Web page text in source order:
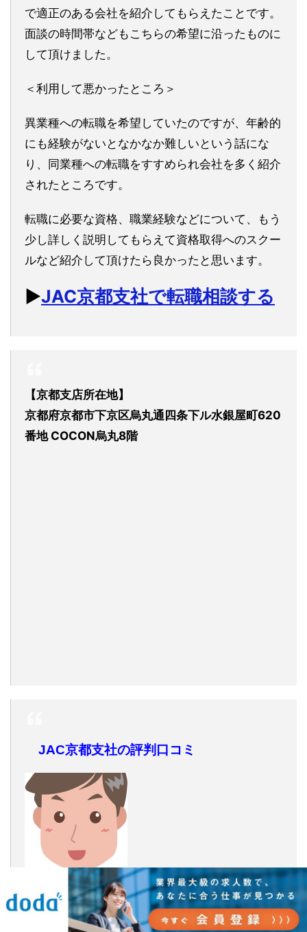
で適正のある会社を紹介してもらえたことです。
面談の時間帯などもこちらの希望に沿ったものに
して頂けました。
＜利用して悪かったところ＞
異業種への転職を希望していたのですが、年齢的
にも経験がないとなかなか難しいという話にな
り、同業種への転職をすすめられ会社を多く紹介
されたところです。
転職に必要な資格、職業経験などについて、もう
少し詳しく説明してもらえて資格取得へのスクー
ルなど紹介して頂けたら良かったと思います。
▶︎JAC京都支社で転職相談する
【京都支店所在地】
京都府京都市下京区烏丸通四条下ル水銀屋町620
番地 COCON烏丸8階
JAC京都支社の評判口コミ
30代男性：サービス業マネージャークラス